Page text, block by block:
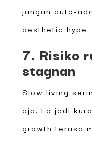
jangan auto-
aesthetic hype.
7. Risiko
stagnan
Slow living
aja. Lo jadi
growth terasa